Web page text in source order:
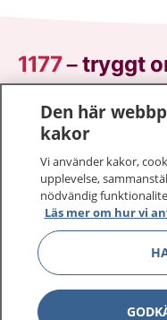
1177–tryggt
På 1177.se får du
sjukdomar och vilka
vårdärenden. Ring
sjukvårdsrådgivning
1177 ger dig råd när
Den här
kakor
Vi använder kakor,
upplevelse,
nödvändig
Läs mer om hur vi